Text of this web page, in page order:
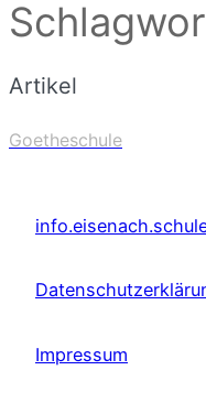
Artikel
Goetheschule
Impressum